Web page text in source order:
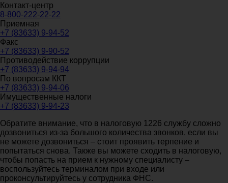
Контакт-центр
8-800-222-22-22
Приемная
+7 (83633) 9-94-52
Факс
+7 (83633) 9-90-52
Противодействие коррупции
+7 (83633) 9-94-94
По вопросам ККТ
+7 (83633) 9-94-06
Имущественные налоги
+7 (83633) 9-94-23
Обратите внимание, что в налоговую 1226 службу сложно
дозвониться из-за большого количества звонков, если вы
не можете дозвониться – стоит проявить терпение и
попытаться снова. Также вы можете сходить в налоговую,
чтобы попасть на прием к нужному специалисту –
воспользуйтесь терминалом при входе или
проконсультируйтесь у сотрудника ФНС.